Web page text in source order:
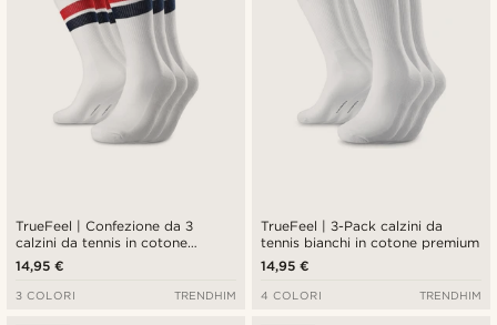
TrueFeel | Confezione da 3
calzini da tennis in cotone
premium bianchi con righe rosse
e blu
14,95 €
3 COLORI TRENDHIM
TrueFeel | 3-Pack calzini da
tennis bianchi in cotone premium
14,95 €
4 COLORI TRENDHIM